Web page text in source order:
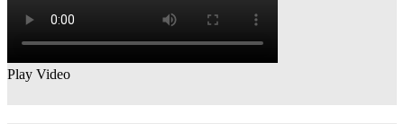
Play Video